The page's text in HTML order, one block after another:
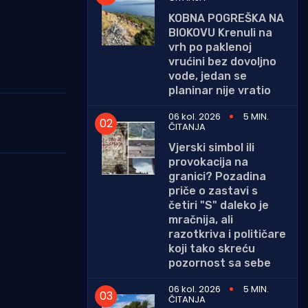
KOBNA POGREŠKA NA
BIOKOVU Krenuli na
vrh po paklenoj
vrućini bez dovoljno
vode, jedan se
planinar nije vratio
06 kol. 2026
5 MIN.
ČITANJA
Vjerski simbol ili
provokacija na
granici? Pozadina
priče o zastavi s
četiri "S" daleko je
mračnija, ali
razotkriva i političare
koji tako skreću
pozornost sa sebe
06 kol. 2026
5 MIN.
ČITANJA